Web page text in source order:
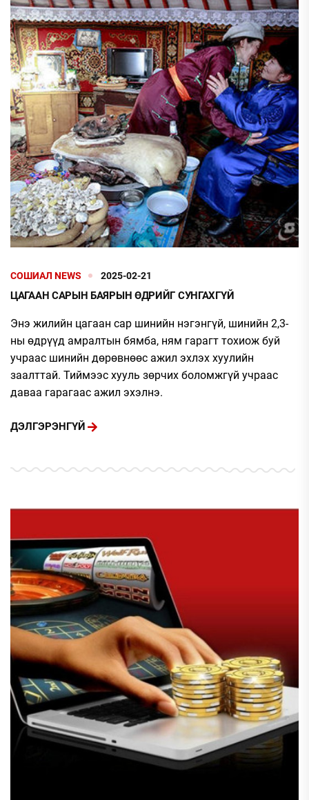
СОШИАЛ NEWS 2025-02-21
ЦАГААН САРЫН БАЯРЫН ӨДРИЙГ СУНГАХГҮЙ
Энэ жилийн цагаан сар шинийн нэгэнгүй, шинийн 2,3-
ны өдрүүд амралтын бямба, ням гарагт тохиож буй
учраас шинийн дөрөвнөөс ажил эхлэх хуулийн
заалттай. Тиймээс хууль зөрчих боломжгүй учраас
даваа гарагаас ажил эхэлнэ.
ДЭЛГЭРЭНГҮЙ